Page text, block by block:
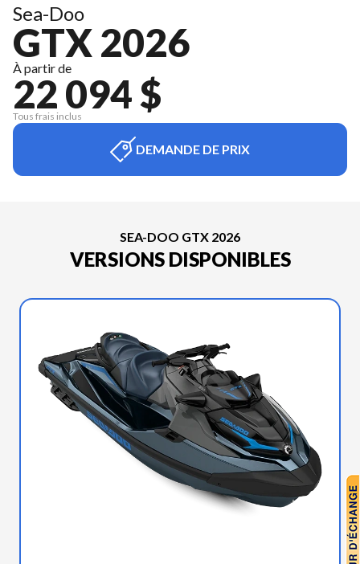
Sea-Doo
GTX 2026
À partir de
22 094 $
Tous frais inclus
DEMANDE DE PRIX
SEA-DOO GTX 2026
VERSIONS DISPONIBLES